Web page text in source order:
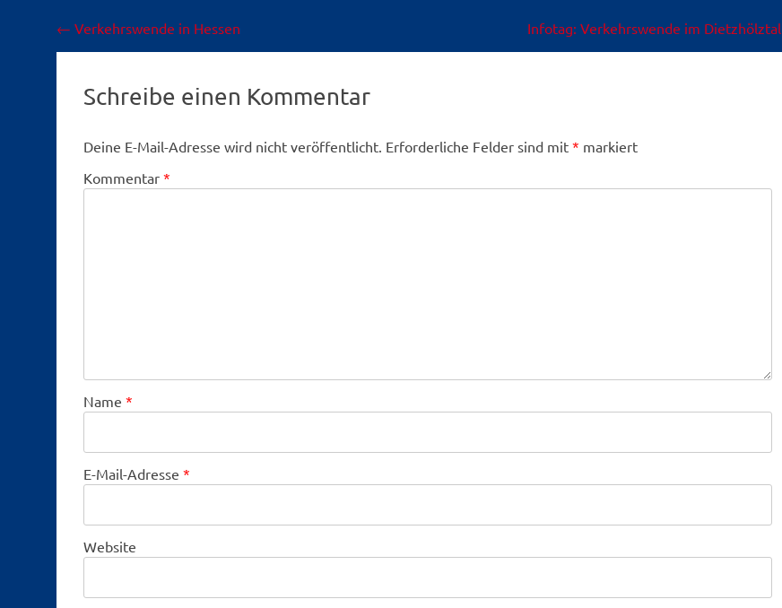
Beitragsnavigation
← Verkehrswende in Hessen Infotag: Verkehrswende im Dietzhölztal
Schreibe einen Kommentar
Deine E-Mail-Adresse wird nicht veröffentlicht. Erforderliche Felder sind mit * markiert
Kommentar *
Name *
E-Mail-Adresse *
Website